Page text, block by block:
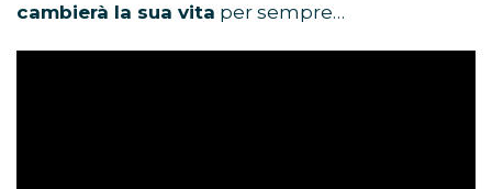
cambierà la sua vita per sempre…